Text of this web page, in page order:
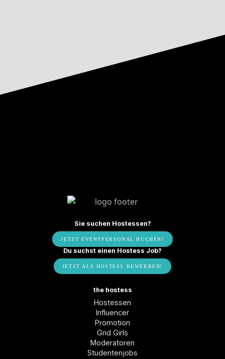
Sie suchen Hostessen?
JETZT EVENTPERSONAL BUCHEN!
Du suchst einen Hostess Job?
JETZT ALS HOSTESS BEWERBEN!
the hostess
Hostessen
Influencer
Promotion
Grid Girls
Moderatoren
Studentenjobs